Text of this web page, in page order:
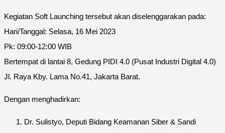
Kegiatan Soft Launching tersebut akan diselenggarakan pada:
Hari/Tanggal: Selasa, 16 Mei 2023
Pk: 09:00-12:00 WIB
Bertempat di lantai 8, Gedung PIDI 4.0 (Pusat Industri Digital 4.0)
Jl. Raya Kby. Lama No.41, Jakarta Barat.
Dengan menghadirkan:
Dr. Sulistyo, Deputi Bidang Keamanan Siber & Sandi